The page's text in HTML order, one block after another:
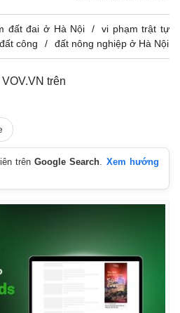
đất đai ở Hà Nội
vi phạm trật tự
công đất nông nghiệp ở Hà Nội
trên
trênGoogle Search
Xem hướng